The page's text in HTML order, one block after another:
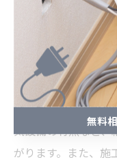
分電盤交換を
分電盤交換を電気
行い正確な状況把
ば、既存の分電盤
気設備の有無など
がります。また、施
無料
無料